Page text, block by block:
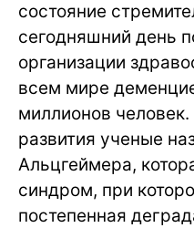
состояние
сегодняшний день
организации
всем мире
миллионов
развития ученые
Альцгеймера,
синдром, при
постепенная